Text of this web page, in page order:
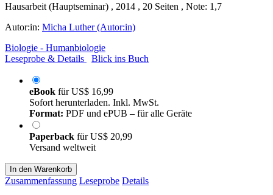
Hausarbeit (Hauptseminar) , 2014 , 20 Seiten , Note: 1,7
Autor:in: Micha Luther (Autor:in)
Biologie - Humanbiologie
Leseprobe & Details
Blick ins Buch
eBook fürUS$ 16,99
Sofort herunterladen. Inkl. MwSt.
Format: PDF und ePUB – für alle Geräte
Paperback fürUS$ 20,99
Versand weltweit
In den Warenkorb
Zusammenfassung Leseprobe Details